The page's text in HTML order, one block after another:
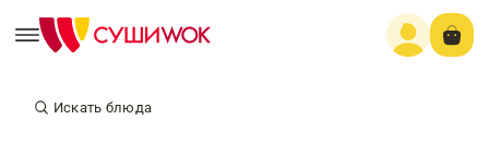
Искать блюда